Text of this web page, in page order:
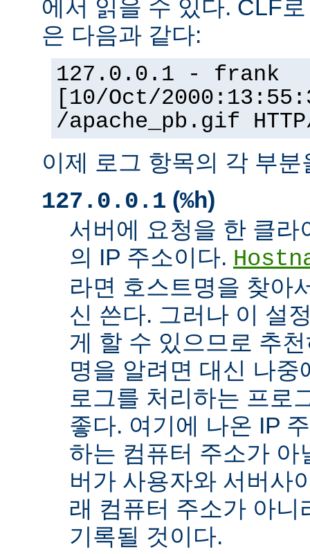
에서 읽을 수 있다. CLF
은 다음과 같다:
127.0.0.1 - frank
[10/Oct/
/apache_pb.gif
이제 로그 항목의 각 부
127.0.0.1 (%h)
서버에 요청을 한 클라
의 IP 주소이다.
라면 호스트명을 찾아
신 쓴다. 그러나 이 설
게 할 수 있으므로 추
명을 알려면 대신 나
로그를 처리하는 프로
좋다. 여기에 나온 IP
하는 컴퓨터 주소가 아
버가 사용자와 서버사
래 컴퓨터 주소가 아니
기록될 것이다.